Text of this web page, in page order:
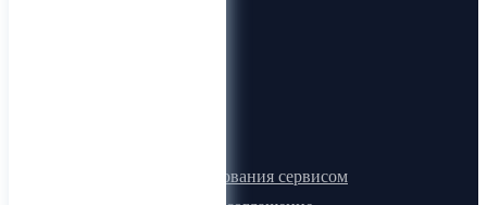
Правила пользования сервисом